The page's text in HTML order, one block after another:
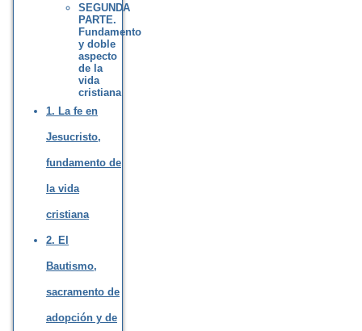
SEGUNDA
PARTE.
Fundamento
y doble
aspecto
de la
vida
cristiana
1. La fe en
Jesucristo,
fundamento de
la vida
cristiana
2. El
Bautismo,
sacramento de
adopción y de